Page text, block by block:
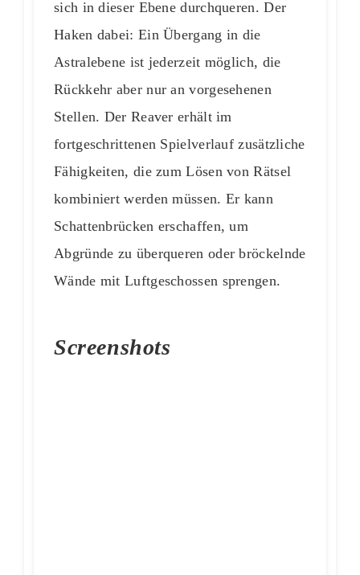
sich in dieser Ebene durchqueren. Der
Haken dabei: Ein Übergang in die
Astralebene ist jederzeit möglich, die
Rückkehr aber nur an vorgesehenen
Stellen. Der Reaver erhält im
fortgeschrittenen Spielverlauf zusätzliche
Fähigkeiten, die zum Lösen von Rätsel
kombiniert werden müssen. Er kann
Schattenbrücken erschaffen, um
Abgründe zu überqueren oder bröckelnde
Wände mit Luftgeschossen sprengen.
Screenshots